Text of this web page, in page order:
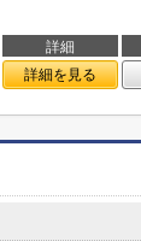
詳細
詳細を見る